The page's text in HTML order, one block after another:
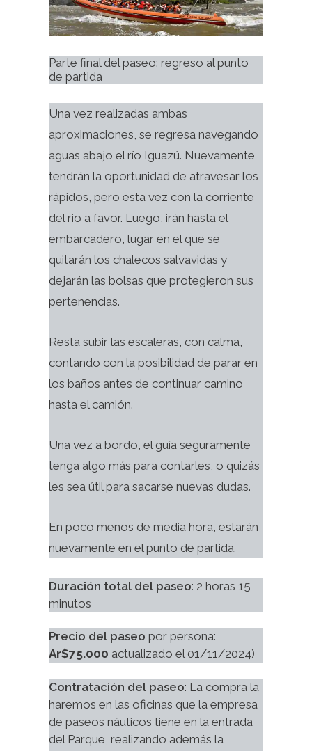
Parte final del paseo: regreso al punto
de partida
Una vez realizadas ambas
aproximaciones, se regresa navegando
aguas abajo el río Iguazú. Nuevamente
tendrán la oportunidad de atravesar los
rápidos, pero esta vez con la corriente
del rio a favor. Luego, irán hasta el
embarcadero, lugar en el que se
quitarán los chalecos salvavidas y
dejarán las bolsas que protegieron sus
pertenencias.
Resta subir las escaleras, con calma,
contando con la posibilidad de parar en
los baños antes de continuar camino
hasta el camión.
Una vez a bordo, el guía seguramente
tenga algo más para contarles, o quizás
les sea útil para sacarse nuevas dudas.
En poco menos de media hora, estarán
nuevamente en el punto de partida.
Duración total del paseo: 2 horas 15
minutos
Precio del paseo
Ar$75.000 actualizado el 01/11/2024)
Contratación del paseo: La compra la
haremos en las oficinas que la empresa
de paseos náuticos tiene en la entrada
del Parque, realizando además la